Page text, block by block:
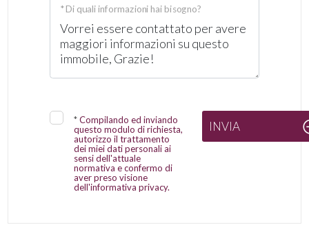
* Di quali informazioni hai bisogno?
*Compilando ed inviando
questo modulo di richiesta,
autorizzo il trattamento
dei miei dati personali ai
sensi dell'attuale
normativa e confermo di
aver preso visione
dell'informativa privacy.
INVIA